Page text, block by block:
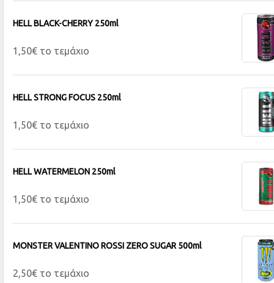
HELL BLACK-CHERRY 250ml
1,50€ το τεμάχιο
HELL STRONG FOCUS 250ml
1,50€ το τεμάχιο
HELL WATERMELON 250ml
1,50€ το τεμάχιο
MONSTER VALENTINO ROSSI ZERO SUGAR 500ml
2,50€ το τεμάχιο